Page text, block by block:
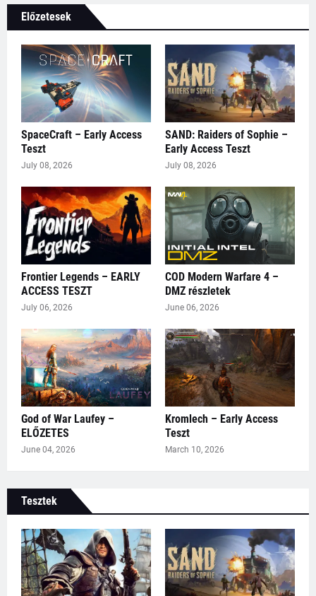
Előzetesek
SpaceCraft – Early Access
Teszt
July 08, 2026
SAND: Raiders of Sophie –
Early Access Teszt
July 08, 2026
Frontier Legends – EARLY
ACCESS TESZT
July 06, 2026
COD Modern Warfare 4 –
DMZ részletek
June 06, 2026
God of War Laufey –
ELŐZETES
June 04, 2026
Kromlech – Early Access
Teszt
March 10, 2026
Tesztek